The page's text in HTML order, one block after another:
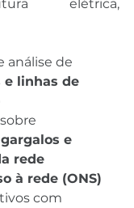
elétrica,
análise de
e linhas de
e
rede
à rede (ONS)
com